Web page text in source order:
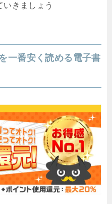
きましょう
一番安く読める電子書